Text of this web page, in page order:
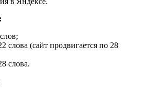
слова (сайт продвигается по 28
слова.